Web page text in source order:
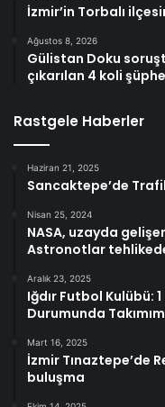
İzmir’in Torbalı
Ağustos 8, 2026
Gülistan Doku
çıkarılan 4 koli
Rastgele Haberler
Haziran 21, 2025
Sancaktepe’de
Nisan 25, 2024
NASA, uzayda
Astronotlar
Aralık 23, 2025
Iğdır Futbol Kulübü: 1
Durumunda
Mart 16, 2025
İzmir Tınaztepe’de
buluşma